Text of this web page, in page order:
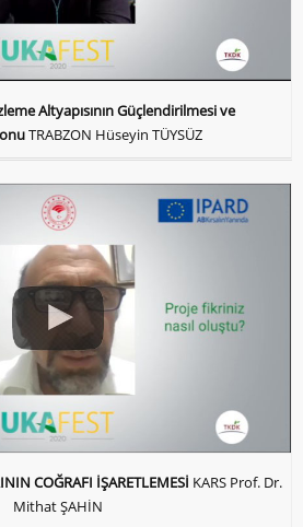
Altyapısının Güçlendirilmesi ve
TRABZON Hüseyin TÜYSÜZ
COĞRAFI İŞARETLEMESİ KARS Prof. Dr.
Mithat ŞAHİN